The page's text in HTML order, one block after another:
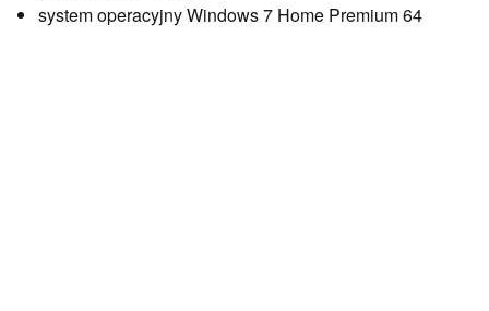
system operacyjny Windows 7 Home Premium 64